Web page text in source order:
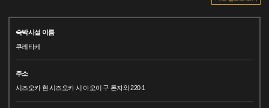
숙박시설 이름
쿠레타케
주소
시즈오카 현 시즈오카 시 아오이 구 톤자와 220-1